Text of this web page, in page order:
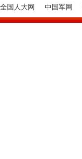
全国人大网
中国军网